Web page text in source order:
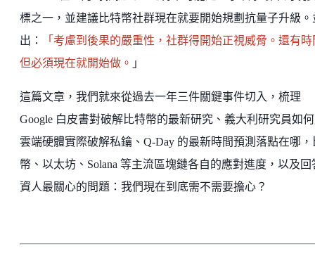
標之一，並建議比特幣社群現在就要開始規劃抗量子升級。
出：
「考慮到後果的嚴重性，社群得開始正視威脅。還有時
但必須現在就開始做。 」
這篇文章，我們就來從過去一年三件關鍵事件切入，梳理
Google 白皮書對破解比特幣的最新研究、義大利研究員如
雲端硬體實際破解私鑰、Q-Day 的最新時間預測落點在哪，
幣、以太坊、Solana 等主流區塊鏈各自的應對進度，以及回
資人最關心的問題：我們現在到底需不需要擔心？​​​​​​​​​​​​​​​​